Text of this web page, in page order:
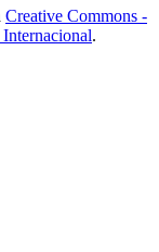
Creative Commons -
.